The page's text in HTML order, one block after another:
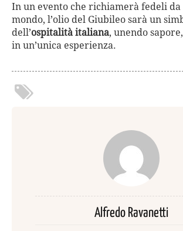
In un evento che richiamerà fedeli da
mondo, l’olio del Giubileo sarà un
dell’ospitalità italiana, unendo
in un’unica esperienza.
Alfredo Ravanetti